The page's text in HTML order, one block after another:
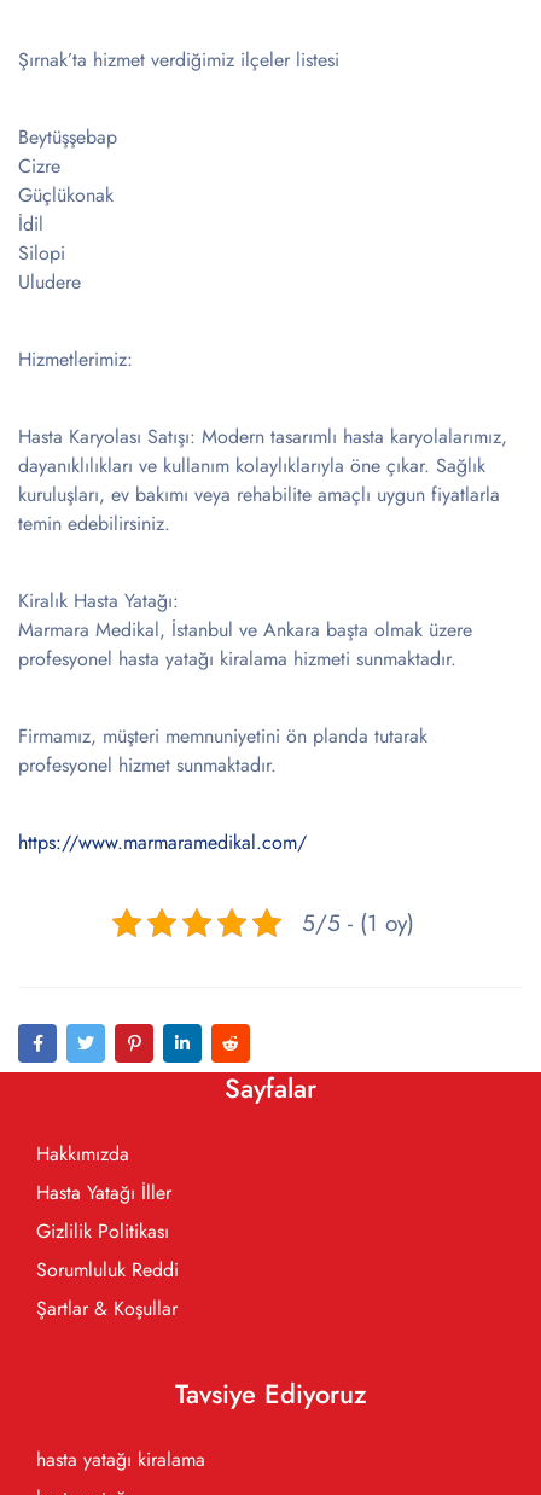
Şırnak’ta hizmet verdiğimiz ilçeler listesi
Beytüşşebap
Cizre
Güçlükonak
İdil
Silopi
Uludere
Hizmetlerimiz:
Hasta Karyolası Satışı: Modern tasarımlı hasta karyolalarımız,
dayanıklılıkları ve kullanım kolaylıklarıyla öne çıkar. Sağlık
kuruluşları, ev bakımı veya rehabilite amaçlı uygun fiyatlarla
temin edebilirsiniz.
Kiralık Hasta Yatağı:
Marmara Medikal, İstanbul ve Ankara başta olmak üzere
profesyonel hasta yatağı kiralama hizmeti sunmaktadır.
Firmamız, müşteri memnuniyetini ön planda tutarak
profesyonel hizmet sunmaktadır.
https://www.marmaramedikal.com/
5/5 - (1 oy)
Sayfalar
Hakkımızda
Hasta Yatağı İller
Gizlilik Politikası
Sorumluluk Reddi
Şartlar & Koşullar
Tavsiye Ediyoruz
hasta yatağı kiralama